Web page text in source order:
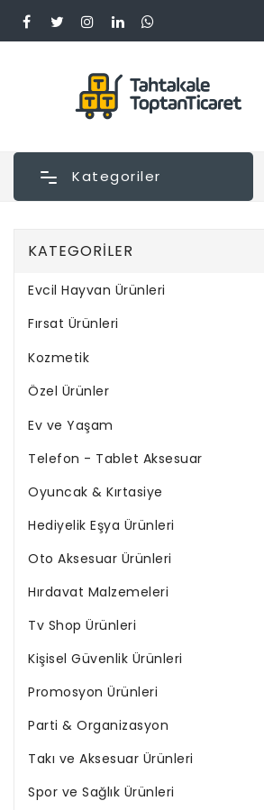
Kategoriler
KATEGORILER
Evcil Hayvan Ürünleri
Fırsat Ürünleri
Kozmetik
Özel Ürünler
Ev ve Yaşam
Telefon - Tablet Aksesuar
Oyuncak & Kırtasiye
Hediyelik Eşya Ürünleri
Oto Aksesuar Ürünleri
Hırdavat Malzemeleri
Tv Shop Ürünleri
Kişisel Güvenlik Ürünleri
Promosyon Ürünleri
Parti & Organizasyon
Takı ve Aksesuar Ürünleri
Spor ve Sağlık Ürünleri